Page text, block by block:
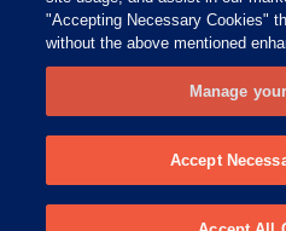
Datenschutzrichtlinie
© 2025 Copyright Essity
"Accepting Necessary Cookies"
without the above mentioned
Manage
Accept